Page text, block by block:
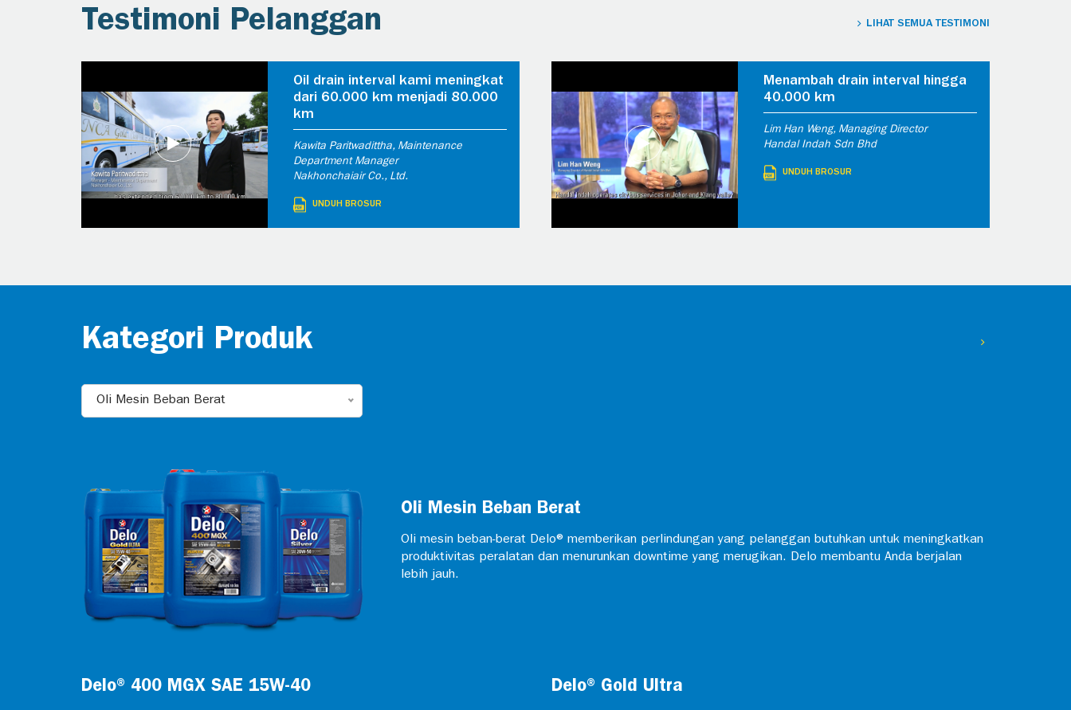
Testimoni Pelanggan LIHAT SEMUA TESTIMONI
Oil drain interval kami meningkat
dari 60.000 km menjadi 80.000
km
Kawita Paritwadittha, Maintenance
Department Manager
Nakhonchaiair Co., Ltd.
UNDUH BROSUR
Menambah drain interval hingga
40.000 km
Lim Han Weng, Managing Director
Handal Indah Sdn Bhd
UNDUH BROSUR
Kategori Produk
Oli Mesin Beban Berat
Oli Mesin Beban Berat
Oli mesin beban-berat Delo® memberikan perlindungan yang pelanggan butuhkan untuk meningkatkan
produktivitas peralatan dan menurunkan downtime yang merugikan. Delo membantu Anda berjalan
lebih jauh.
Delo® 400 MGX SAE 15W-40 Delo® Gold Ultra